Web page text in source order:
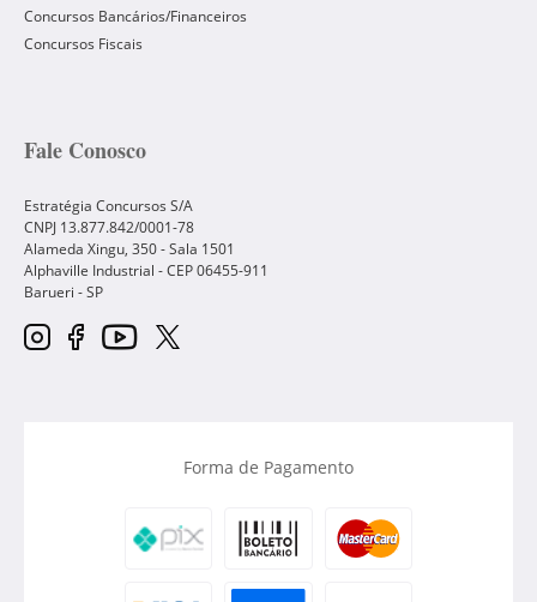
Concursos Bancários/Financeiros
Concursos Fiscais
Fale Conosco
Estratégia Concursos S/A
CNPJ 13.877.842/0001-78
Alameda Xingu, 350 - Sala 1501
Alphaville Industrial - CEP06455-911
Barueri -SP
Forma de Pagamento